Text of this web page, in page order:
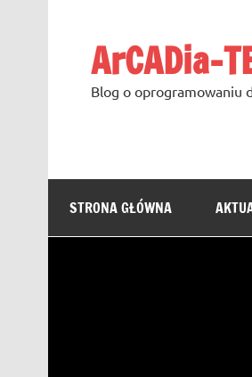
ArCADia-
Blog o oprogramowaniu
STRONA GŁÓWNA